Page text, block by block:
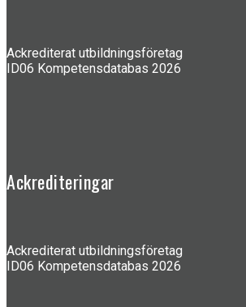
Ackrediterat utbildningsföretag
ID06 Kompetensdatabas 2026
Ackrediteringar
Ackrediterat utbildningsföretag
ID06 Kompetensdatabas 2026